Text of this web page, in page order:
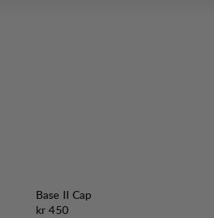
Base II Cap
Pris:
kr 450